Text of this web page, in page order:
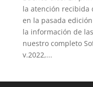
la atención recibida
en la pasada
la información de
nuestro completo
v.2022,...